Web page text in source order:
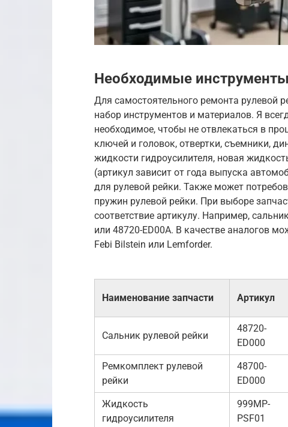
Необходимые
Для самостоятельного ремонта рулевой
набор инструментов и материалов. Я
необходимое, чтобы не отвлекаться в
ключей и головок, отвертки, съемники,
жидкости гидроусилителя, новая
(артикул зависит от года выпуска
для рулевой рейки. Также может
пружин рулевой рейки. При выборе
соответствие артикулу. Например,
или 48720-ED00A. В качестве аналогов
Febi Bilstein или Lemforder.
Наименование запчасти Артикул
Сальник рулевой рейки
48720-
ED000
Ремкомплект рулевой
рейки
48700-
ED000
Жидкость
гидроусилителя
999MP-
PSF01